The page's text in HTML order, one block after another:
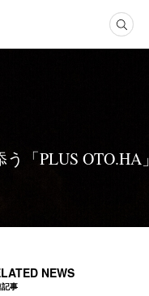
「PLUS OTO.HA」
NEWS
事